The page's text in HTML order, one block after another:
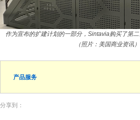
作为宣布的扩建计划的一部分，Sintavia购买了第
（照片：美国商业资讯）
产品服务
分享到：